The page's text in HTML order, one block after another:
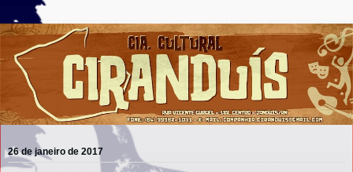
26 de janeiro de 2017